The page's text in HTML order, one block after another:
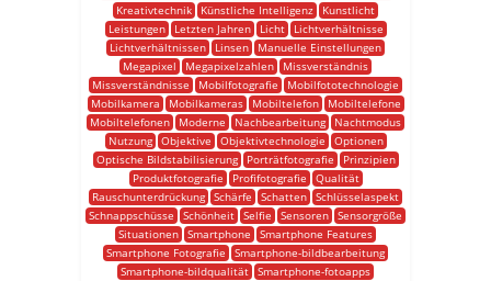
Kreativtechnik
Künstliche Intelligenz
Kunstlicht
Leistungen
Letzten Jahren Licht
Lichtverhältnisse
Lichtverhältnissen
Linsen
Manuelle Einstellungen
Megapixel
Megapixelzahlen
Missverständnis
Missverständnisse
Mobilfotografie
Mobilfototechnologie
Mobilkamera
Mobilkameras Mobiltelefon
Mobiltelefone
Mobiltelefonen
Moderne Nachbearbeitung
Nachtmodus
Nutzung
Objektive Objektivtechnologie
Optionen
Optische Bildstabilisierung
Porträtfotografie
Prinzipien
Produktfotografie
Profifotografie
Qualität
Rauschunterdrückung Schärfe Schatten Schlüsselaspekt
Schnappschüsse
Schönheit Selfie Sensoren Sensorgröße
Situationen Smartphone
Smartphone Features
Smartphone Fotografie
Smartphone-bildbearbeitung
Smartphone-bildqualität Smartphone-fotoapps